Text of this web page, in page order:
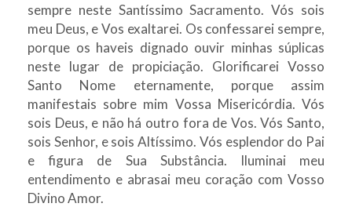
sempre neste Santíssimo Sacramento. Vós sois
meu Deus, e Vos exaltarei. Os confessarei sempre,
porque os haveis dignado ouvir minhas súplicas
neste lugar de propiciação. Glorificarei Vosso
Santo Nome eternamente, porque assim
manifestais sobre mim Vossa Misericórdia. Vós
sois Deus, e não há outro fora de Vos. Vós Santo,
sois Senhor, e sois Altíssimo. Vós esplendor do Pai
e figura de Sua Substância. Iluminai meu
entendimento e abrasai meu coração com Vosso
Divino Amor.